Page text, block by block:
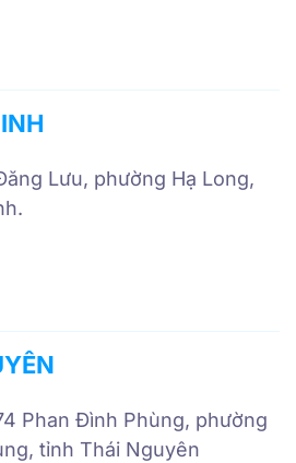
Lưu, phường Hạ Long,
Phan Đình Phùng, phường
tỉnh Thái Nguyên